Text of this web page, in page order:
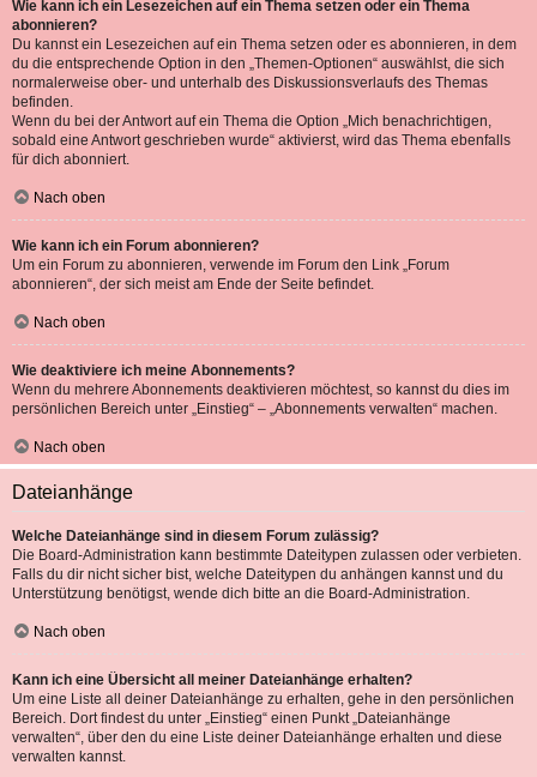
Wie kann ich ein Lesezeichen auf ein Thema setzen oder ein Thema
abonnieren?
Du kannst ein Lesezeichen auf ein Thema setzen oder es abonnieren, in dem
du die entsprechende Option in den „Themen-Optionen“ auswählst, die sich
normalerweise ober- und unterhalb des Diskussionsverlaufs des Themas
befinden.
Wenn du bei der Antwort auf ein Thema die Option „Mich benachrichtigen,
sobald eine Antwort geschrieben wurde“ aktivierst, wird das Thema ebenfalls
für dich abonniert.
Nach oben
Wie kann ich ein Forum abonnieren?
Um ein Forum zu abonnieren, verwende im Forum den Link „Forum
abonnieren“, der sich meist am Ende der Seite befindet.
Nach oben
Wie deaktiviere ich meine Abonnements?
Wenn du mehrere Abonnements deaktivieren möchtest, so kannst du dies im
persönlichen Bereich unter „Einstieg“ – „Abonnements verwalten“ machen.
Nach oben
Dateianhänge
Welche Dateianhänge sind in diesem Forum zulässig?
Die Board-Administration kann bestimmte Dateitypen zulassen oder verbieten.
Falls du dir nicht sicher bist, welche Dateitypen du anhängen kannst und du
Unterstützung benötigst, wende dich bitte an die Board-Administration.
Nach oben
Kann ich eine Übersicht all meiner Dateianhänge erhalten?
Um eine Liste all deiner Dateianhänge zu erhalten, gehe in den persönlichen
Bereich. Dort findest du unter „Einstieg“ einen Punkt „Dateianhänge
verwalten“, über den du eine Liste deiner Dateianhänge erhalten und diese
verwalten kannst.